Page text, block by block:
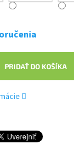
PRIDAŤ DO KOŠÍKA